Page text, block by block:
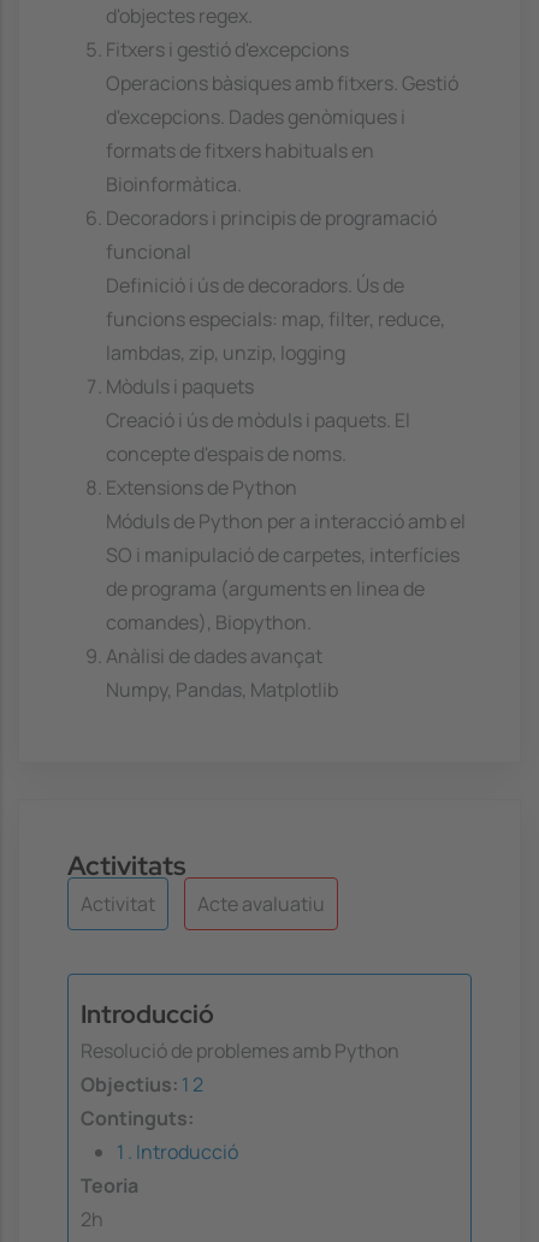
d'objectes regex.
Fitxers i gestió d'excepcions
Operacions bàsiques amb fitxers. Gestió
d'excepcions. Dades genòmiques i
formats de fitxers habituals en
Bioinformàtica.
Decoradors i principis de programació
funcional
Definició i ús de decoradors. Ús de
funcions especials: map, filter, reduce,
lambdas, zip, unzip, logging
Mòduls i paquets
Creació i ús de mòduls i paquets. El
concepte d'espais de noms.
Extensions de Python
Móduls de Python per a interacció amb el
SO i manipulació de carpetes, interfícies
de programa (arguments en linea de
comandes), Biopython.
Anàlisi de dades avançat
Numpy, Pandas, Matplotlib
Activitats
Activitat Acte avaluatiu
Introducció
Resolució de problemes amb Python
Objectius: 1 2
Continguts:
1 . Introducció
Teoria
2h